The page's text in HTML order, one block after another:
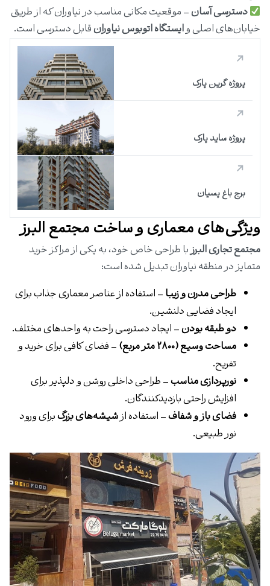
دسترسی آسان– موقعیت مکانی مناسب در نیاوران که از طریق
خیابان‌های اصلی وایستگاه اتوبوس نیاورانقابل دسترسی است.
پروژه گرین پارک
پروژه ساید پارک
برج باغ پسیان
ویژگی‌های معماری و ساخت مجتمع البرز
مجتمع تجاری البرزبا طراحی خاص خود، به یکی از مراکز خرید
متمایز در منطقه نیاوران تبدیل شده است:
طراحی مدرن و زیبا– استفاده از عناصر معماری جذاب برای
ایجاد فضایی دلنشین.
دو طبقه بودن– ایجاد دسترسی راحت به واحدهای مختلف.
مساحت وسیع (۲۸۰۰ متر مربع)
– فضای کافی برای خرید و
تفریح.
نورپردازی مناسب– طراحی داخلی روشن و دلپذیر برای
افزایش راحتی بازدیدکنندگان.
فضای باز و شفاف– استفاده ازشیشه‌های بزرگبرای ورود
نور طبیعی.